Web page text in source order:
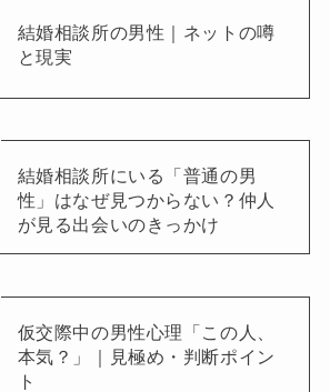
結婚相談所の男性｜ネットの噂
と現実
結婚相談所にいる「普通の男
性」はなぜ見つからない？仲人
が見る出会いのきっかけ
仮交際中の男性心理「この人、
本気？」｜見極め・判断ポイン
ト